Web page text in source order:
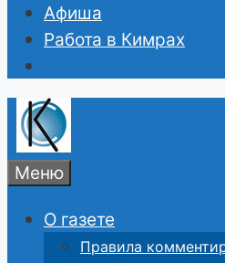
Афиша
Работа в Кимрах
Меню
О газете
Правила